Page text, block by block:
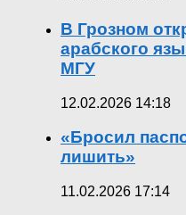
В Грозном
арабского
МГУ
12.02.2026 14:18
«Бросил
лишить»
11.02.2026 17:14